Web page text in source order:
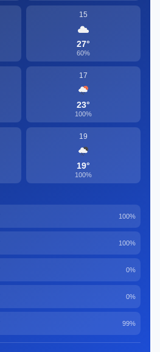
15
27°
60%
17
23°
100%
19
19°
100%
100%
100%
0%
0%
99%